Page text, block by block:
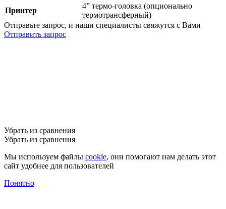
Принтер
4” термо-головка (опционально
термотрансферный)
Отправьте запрос, и наши специалисты свяжутся с Вами
Отправить запрос
Убрать из сравнения
Убрать из сравнения
Мы используем файлы cookie, они помогают нам делать этот
сайт удобнее для пользователей
Понятно